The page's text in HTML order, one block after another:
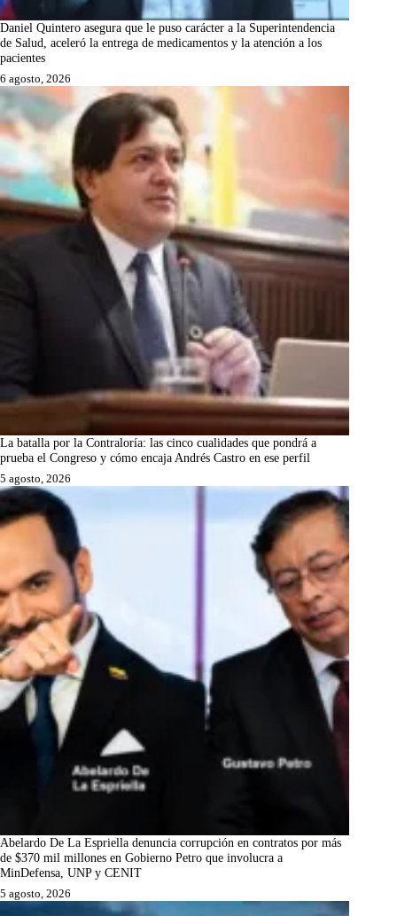
Daniel Quintero asegura que le puso carácter a la Superintendencia
de Salud, aceleró la entrega de medicamentos y la atención a los
pacientes
6 agosto, 2026
La batalla por la Contraloría: las cinco cualidades que pondrá a
prueba el Congreso y cómo encaja Andrés Castro en ese perfil
5 agosto, 2026
Abelardo De La Espriella denuncia corrupción en contratos por más
de $370 mil millones en Gobierno Petro que involucra a
MinDefensa, UNP y CENIT
5 agosto, 2026